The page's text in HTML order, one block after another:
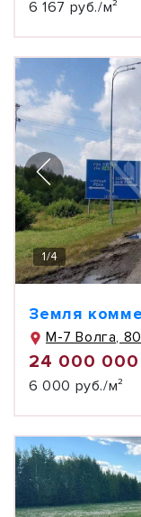
6 167 руб./м²
1/4
Земля
М-7 Волга,
24 000 000
6 000 руб./м²